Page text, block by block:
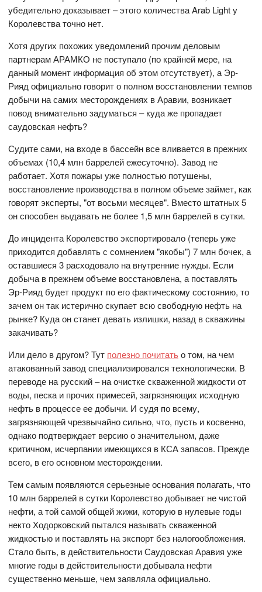
убедительно доказывает – этого количества Arab Light у
Королевства точно нет.
Хотя других похожих уведомлений прочим деловым
партнерам АРАМКО не поступало (по крайней мере, на
данный момент информация об этом отсутствует), а Эр-
Рияд официально говорит о полном восстановлении темпов
добычи на самих месторождениях в Аравии, возникает
повод внимательно задуматься – куда же пропадает
саудовская нефть?
Судите сами, на входе в бассейн все вливается в прежних
объемах (10,4 млн баррелей ежесуточно). Завод не
работает. Хотя пожары уже полностью потушены,
восстановление производства в полном объеме займет, как
говорят эксперты, "от восьми месяцев". Вместо штатных 5
он способен выдавать не более 1,5 млн баррелей в сутки.
До инцидента Королевство экспортировало (теперь уже
приходится добавлять с сомнением "якобы") 7 млн бочек, а
оставшиеся 3 расходовало на внутренние нужды. Если
добыча в прежнем объеме восстановлена, а поставлять
Эр-Рияд будет продукт по его фактическому состоянию, то
зачем он так истерично скупает всю свободную нефть на
рынке? Куда он станет девать излишки, назад в скважины
закачивать?
Или дело в другом? Тут полезно почитатьо том, на чем
атакованный завод специализировался технологически. В
переводе на русский – на очистке скваженной жидкости от
воды, песка и прочих примесей, загрязняющих исходную
нефть в процессе ее добычи. И судя по всему,
загрязняющей чрезвычайно сильно, что, пусть и косвенно,
однако подтверждает версию о значительном, даже
критичном, исчерпании имеющихся в КСА запасов. Прежде
всего, в его основном месторождении.
Тем самым появляются серьезные основания полагать, что
10 млн баррелей в сутки Королевство добывает не чистой
нефти, а той самой общей жижи, которую в нулевые годы
некто Ходорковский пытался называть скваженной
жидкостью и поставлять на экспорт без налогообложения.
Стало быть, в действительности Саудовская Аравия уже
многие годы в действительности добывала нефти
существенно меньше, чем заявляла официально.